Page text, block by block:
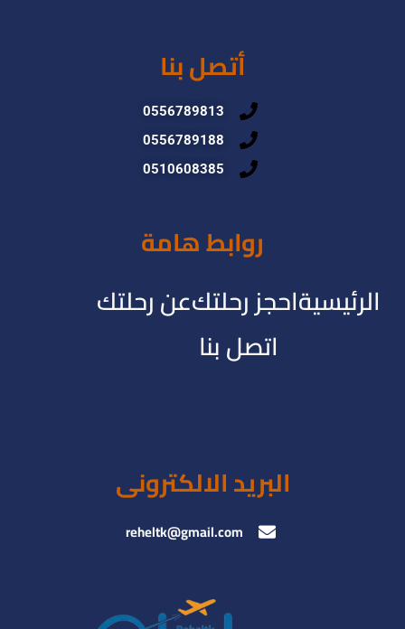
أتصل بنا
0556789813
0556789188
0510608385
روابط هامة
الرئيسيةاحجز رحلتكعن رحلتك
اتصل بنا
البريد الالكترونى
reheltk@gmail.com